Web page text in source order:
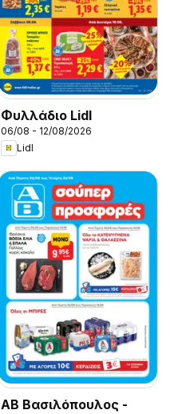
Φυλλάδιο Lidl
06/08 - 12/08/2026
Lidl
ΑΒ Βασιλόπουλος -